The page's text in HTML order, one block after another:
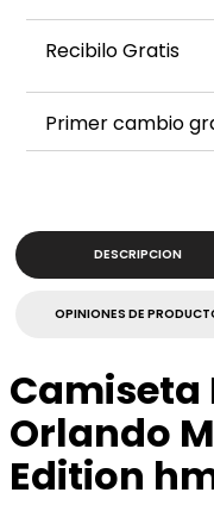
Recibilo Gratis
Primer cambio
DESCRIPCION
OPINIONES DE
Camiseta
Orlando
Edition